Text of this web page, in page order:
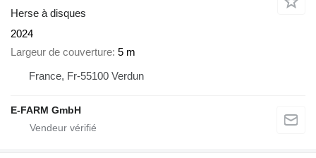
Herse à disques
2024
Largeur de couverture 5 m
France, Fr-55100 Verdun
E-FARM GmbH